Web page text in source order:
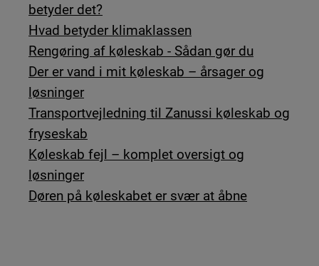
betyder det?
Hvad betyder klimaklassen
Rengøring af køleskab - Sådan gør du
Der er vand i mit køleskab – årsager og
løsninger
Transportvejledning til Zanussi køleskab og
fryseskab
Køleskab fejl – komplet oversigt og
løsninger
Døren på køleskabet er svær at åbne